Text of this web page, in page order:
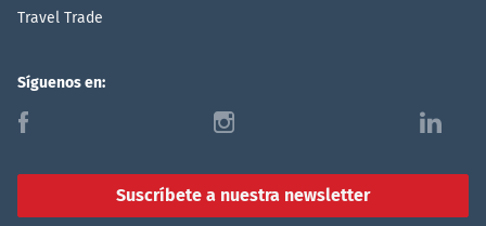
Travel Trade
Síguenos en:
f i l
Suscríbete a nuestra newsletter